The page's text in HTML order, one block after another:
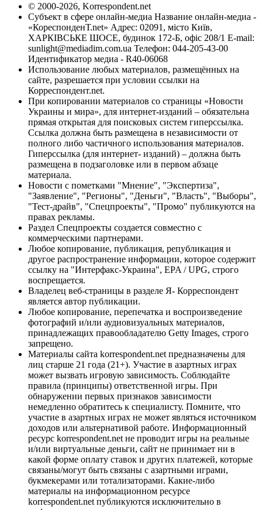
© 2000-2026, Korrespondent.net
Субъект в сфере онлайн-медиа Название онлайн-медиа -
«КореспонденТ.net» Адрес: 02091, місто Київ,
ХАРКІВСЬКЕ ШОСЕ, будинок 172-Б, офіс 208/1 E-mail:
sunlight@mediadim.com.ua Телефон: 044-205-43-00
Идентификатор медиа - R40-06068
Использование любых материалов, размещённых на
сайте, разрешается при условии ссылки на
Корреспондент.net.
При копировании материалов со страницы «Новости
Украины и мира», для интернет-изданий – обязательна
прямая открытая для поисковых систем гиперссылка.
Ссылка должна быть размещена в независимости от
полного либо частичного использования материалов.
Гиперссылка (для интернет- изданий) – должна быть
размещена в подзаголовке или в первом абзаце
материала.
Новости с пометками "Мнение", "Экспертиза",
"Заявление", "Регионы", "Деньги", "Власть", "Выборы",
"Тест-драйв", "Спецпроекты", "Промо" публикуются на
правах рекламы.
Раздел Спецпроекты создается совместно с
коммерческими партнерами.
Любое копирование, публикация, републикация и
другое распространение информации, которое содержит
ссылку на "Интерфакс-Украина", EPA / UPG, строго
воспрещается.
Владелец веб-страницы в разделе Я- Корреспондент
является автор публикации.
Любое копирование, перепечатка и воспроизведение
фотографий и/или аудиовизуальных материалов,
принадлежащих правообладателю Getty Images, строго
запрещено.
Материалы сайта korrespondent.net предназначены для
лиц старше 21 года (21+). Участие в азартных играх
может вызвать игровую зависимость. Соблюдайте
правила (принципы) ответственной игры. При
обнаружении первых признаков зависимости
немедленно обратитесь к специалисту. Помните, что
участие в азартных играх не может являться источником
доходов или альтернативой работе. Информационный
ресурс korrespondent.net не проводит игры на реальные
и/или виртуальные деньги, сайт не принимает ни в
какой форме оплату ставок и других платежей, которые
связаны/могут быть связаны с азартными играми,
букмекерами или тотализаторами. Какие-либо
материалы на информационном ресурсе
korrespondent.net публикуются исключительно в